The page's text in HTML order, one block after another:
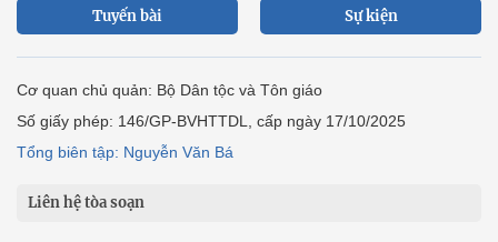
Tuyến bài Sự kiện
Cơ quan chủ quản: Bộ Dân tộc và Tôn giáo
Số giấy phép: 146/GP-BVHTTDL, cấp ngày 17/10/2025
Tổng biên tập: Nguyễn Văn Bá
Liên hệ tòa soạn